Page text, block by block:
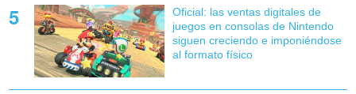
Oficial: las ventas digitales de
juegos en consolas de Nintendo
siguen creciendo e imponiéndose
al formato físico